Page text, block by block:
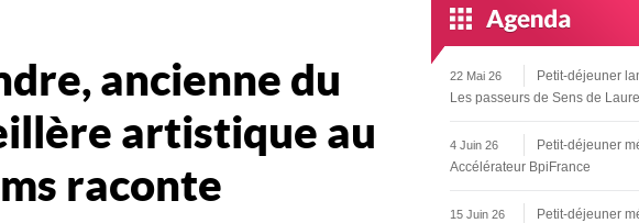
ancienne du
artistique au
raconte
22 Mai 26
Petit-déjeuner
Les passeurs de Sens de
4 Juin 26
Petit-déjeuner
Accélérateur BpiFrance
15 Juin 26 Petit-déjeuner